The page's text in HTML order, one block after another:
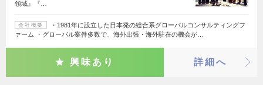
領域』『…
会社概要
・1981年に設立した日本発の総合系グローバルコンサルティングフ
ァーム ・グローバル案件多数で、海外出張・海外駐在の機会が…
興味あり 詳細へ